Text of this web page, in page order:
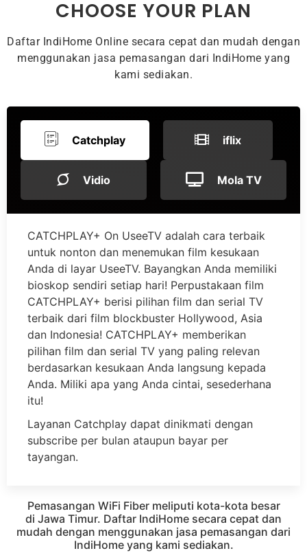
CHOOSE YOUR PLAN
Daftar IndiHome Online secara cepat dan mudah dengan
menggunakan jasa pemasangan dari IndiHome yang
kami sediakan.
Catchplay iflix
Vidio Mola TV
CATCHPLAY+ On UseeTV adalah cara terbaik
untuk nonton dan menemukan film kesukaan
Anda di layar UseeTV. Bayangkan Anda memiliki
bioskop sendiri setiap hari! Perpustakaan film
CATCHPLAY+ berisi pilihan film dan serial TV
terbaik dari film blockbuster Hollywood, Asia
dan Indonesia! CATCHPLAY+ memberikan
pilihan film dan serial TV yang paling relevan
berdasarkan kesukaan Anda langsung kepada
Anda. Miliki apa yang Anda cintai, sesederhana
itu!
Layanan Catchplay dapat dinikmati dengan
subscribe per bulan ataupun bayar per
tayangan.
Pemasangan WiFi Fiber meliputi kota-kota besar
di Jawa Timur. Daftar IndiHome secara cepat dan
mudah dengan menggunakan jasa pemasangan dari
IndiHome yang kami sediakan.